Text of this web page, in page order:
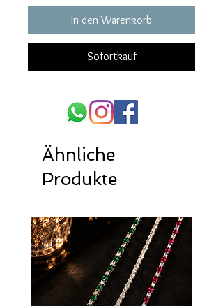
In den Warenkorb
Sofortkauf
Ähnliche
Produkte